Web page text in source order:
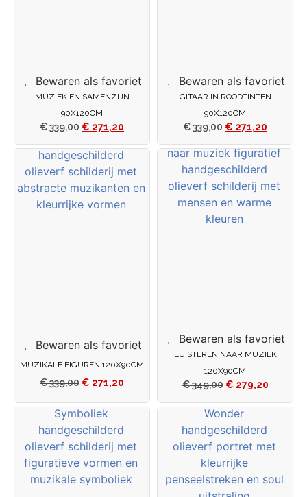
Bewaren als favoriet
MUZIEK EN SAMENZIJN
90X120CM
€339,00 € 271,20
Bewaren als favoriet
GITAAR IN ROODTINTEN
90X120CM
€339,00 € 271,20
Bewaren als favoriet
MUZIKALE FIGUREN 120X90CM
€339,00 € 271,20
Bewaren als favoriet
LUISTEREN NAAR MUZIEK
120X90CM
€349,00 € 279,20